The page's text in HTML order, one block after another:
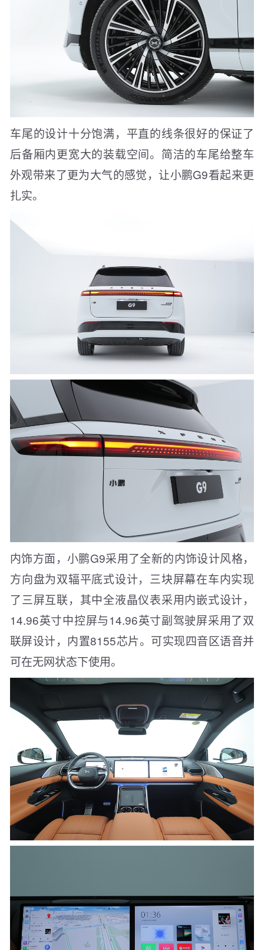
车尾的设计十分饱满，平直的线条很好的保证了
后备厢内更宽大的装载空间。简洁的车尾给整车
外观带来了更为大气的感觉，让小鹏G9看起来更
扎实。
内饰方面，小鹏G9采用了全新的内饰设计风格，
方向盘为双辐平底式设计，三块屏幕在车内实现
了三屏互联，其中全液晶仪表采用内嵌式设计，
14.96英寸中控屏与14.96英寸副驾驶屏采用了双
联屏设计，内置8155芯片。可实现四音区语音并
可在无网状态下使用。